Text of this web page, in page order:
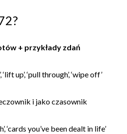
+ przykłady zdań
up’, ‘pull through’, ‘wipe off’
i jako czasownik
‘cards you’ve been dealt in life’